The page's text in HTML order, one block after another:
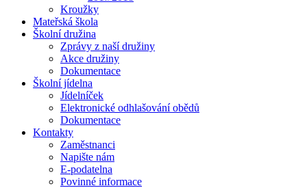
Kroužky
Mateřská škola
Školní družina
Zprávy z naší družiny
Akce družiny
Dokumentace
Školní jídelna
Jídelníček
Elektronické odhlašování obědů
Dokumentace
Kontakty
Zaměstnanci
Napište nám
E-podatelna
Povinné informace